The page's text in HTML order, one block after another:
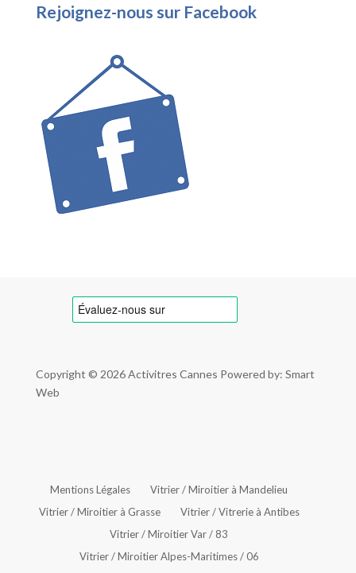
Rejoignez-nous sur Facebook
Copyright © 2026Activitres Cannes Powered by: Smart
Web
Mentions Légales
Vitrier / Miroitier à Mandelieu
Vitrier / Miroitier à Grasse
Vitrier / Vitrerie à Antibes
Vitrier / Miroitier Var / 83
Vitrier / Miroitier Alpes-Maritimes / 06